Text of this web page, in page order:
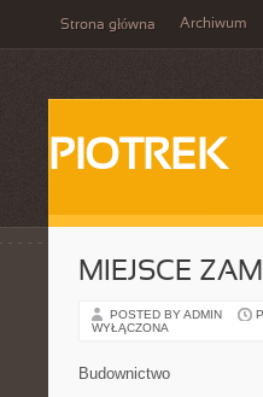
Strona główna Archiwum
PIOTREK
MIEJSCE
POSTED BY ADMIN
WYŁĄCZONA
Budownictwo